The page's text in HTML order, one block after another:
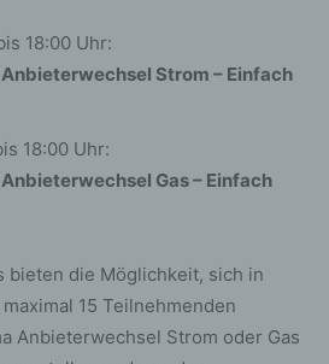
18:00 Uhr:
Strom – Einfach
18:00 Uhr:
Gas – Einfach
bieten die Möglichkeit, sich in
15 Teilnehmenden
Anbieterwechsel Strom oder Gas